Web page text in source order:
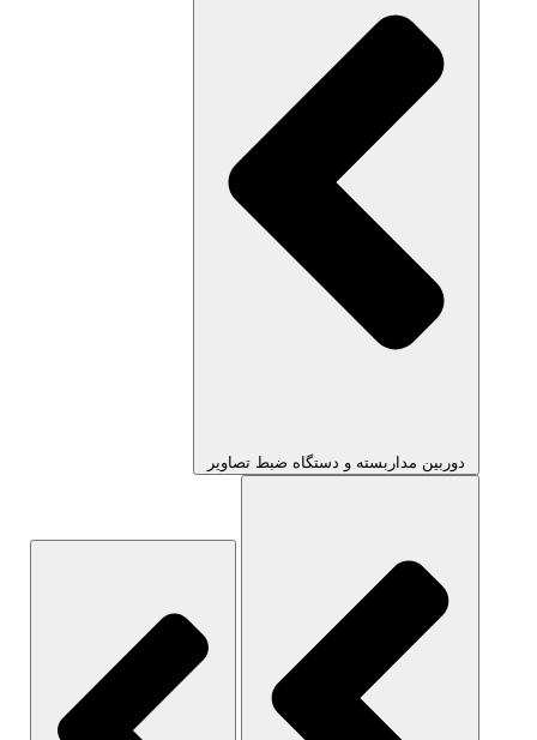
دوربین مداربسته و دستگاه ضبط تصاویر